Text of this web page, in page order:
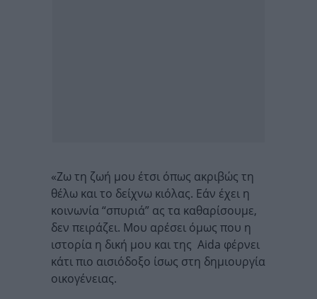
«Ζω τη ζωή μου έτσι όπως ακριβώς τη
θέλω και το δείχνω κιόλας. Εάν έχει η
κοινωνία “σπυριά” ας τα καθαρίσουμε,
δεν πειράζει. Μου αρέσει όμως που η
ιστορία η δική μου και της Aida φέρνει
κάτι πιο αισιόδοξο ίσως στη δημιουργία
οικογένειας.